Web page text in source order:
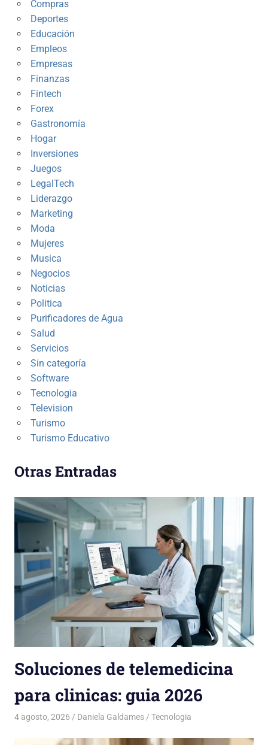
Compras
Deportes
Educación
Empleos
Empresas
Finanzas
Fintech
Forex
Gastronomía
Hogar
Inversiones
Juegos
LegalTech
Liderazgo
Marketing
Moda
Mujeres
Musica
Negocios
Noticias
Politica
Purificadores de Agua
Salud
Servicios
Sin categoría
Software
Tecnologia
Television
Turismo
Turismo Educativo
Otras Entradas
Soluciones de telemedicina
para clinicas: guia 2026
4 agosto, 2026 Daniela Galdames Tecnologia